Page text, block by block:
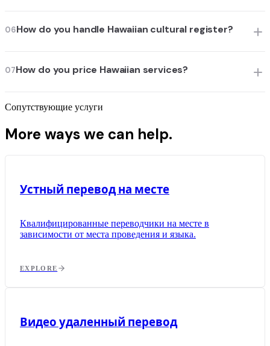
06How do you handle Hawaiian cultural register?
07How do you price Hawaiian services?
Сопутствующие услуги
More ways we can help.
Устный перевод на месте
Квалифицированные переводчики на месте в
зависимости от места проведения и языка.
EXPLORE
Видео удаленный перевод